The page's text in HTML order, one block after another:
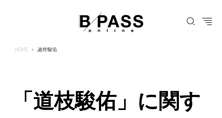
HOME B-PASS ONLINE
道枝駿佑
「道枝駿佑」に関す